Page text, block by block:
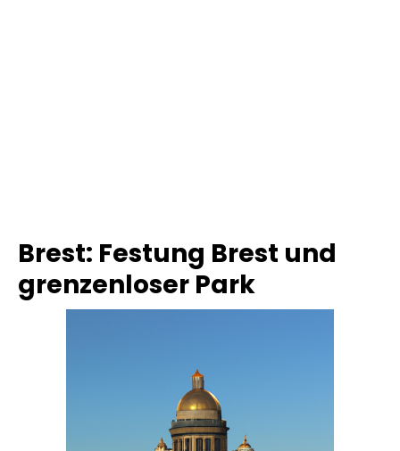
Brest: Festung Brest und
grenzenloser Park